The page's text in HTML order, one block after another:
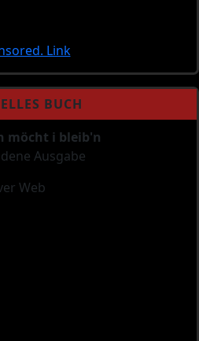
Link
BUCH
möcht i bleib'n
Ausgabe